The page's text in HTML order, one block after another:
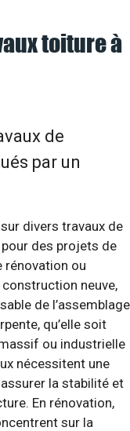
toiture à
de
par un
divers travaux de
des projets de
rénovation ou
construction neuve,
de l’assemblage
qu’elle soit
ou industrielle
nécessitent une
la stabilité et
En rénovation,
sur la